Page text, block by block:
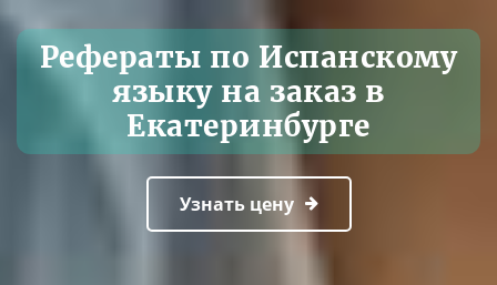
Рефераты по Испанскому
языку на заказ в
Екатеринбурге
Узнать цену